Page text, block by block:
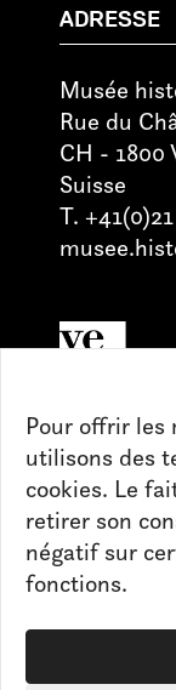
Pour offrir les
utilisons des
cookies. Le
retirer son
négatif sur
fonctions.
ADRESSE
Musée
Rue du
CH - 1800
Suisse
T.
Pour toute
nous